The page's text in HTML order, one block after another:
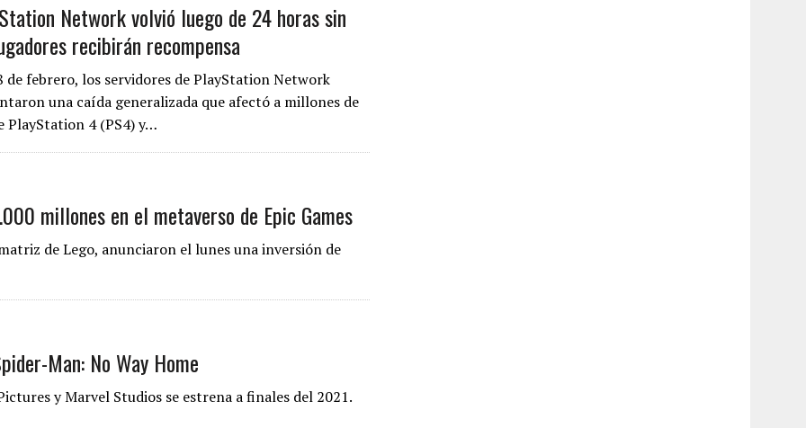
A SU PRIMA Y A OTRO FAMILIAR EN BOLÍVAR
EN SECTORES VECINOS
BONITAS’ 42 DÍAS DESPUÉS DE LOS TERREMOTOS EN LA GUAIRA
EL CUERPO DENTRO DE SU CASA
Network volvió luego de 24 horas sin
recibirán recompensa
de febrero, los servidores de PlayStation Network
una caída generalizada que afectó a millones de
PlayStation 4 (PS4) y…
millones en el metaverso de Epic Games
de Lego, anunciaron el lunes una inversión de
Man: No Way Home
y Marvel Studios se estrena a finales del 2021.